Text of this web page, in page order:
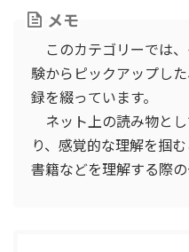
メモ
このカテゴリーでは
験からピックアップし
録を綴っています。
ネット上の読み物と
り、感覚的な理解を掴
書籍などを理解する際